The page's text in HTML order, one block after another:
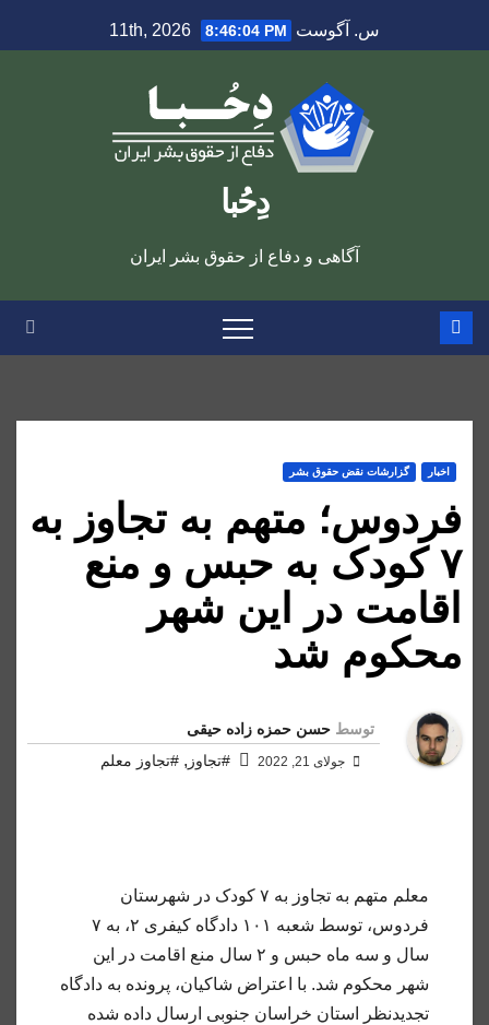
to
س. آگوست 11th, 2026 8:46:04 PM
دِحُبا
آگاهی و دفاع از حقوق بشر ایران
اخبار گزارشات نقض حقوق بشر
فردوس؛ متهم به تجاوز به
۷ کودک به حبس و منع
اقامت در این شهر
محکوم شد
توسط حسن حمزه زاده حیقی
جولای 21, 2022 #تجاوز , #تجاوز معلم
معلم متهم به تجاوز به ۷ کودک در شهرستان
فردوس، توسط شعبه ۱۰۱ دادگاه کیفری ۲، به ۷
سال و سه ماه حبس و ۲ سال منع اقامت در این
شهر محکوم شد. با اعتراض شاکیان، پرونده به دادگاه
تجدیدنظر استان خراسان جنوبی ارسال داده شده